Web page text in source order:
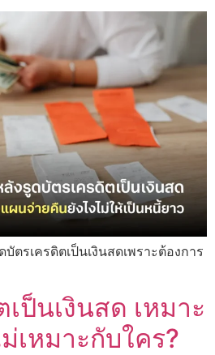
ตรเครดิตเป็นเงินสดเพราะต้องการ
ป็นเงินสด เหมาะ
เหมาะกับใคร?